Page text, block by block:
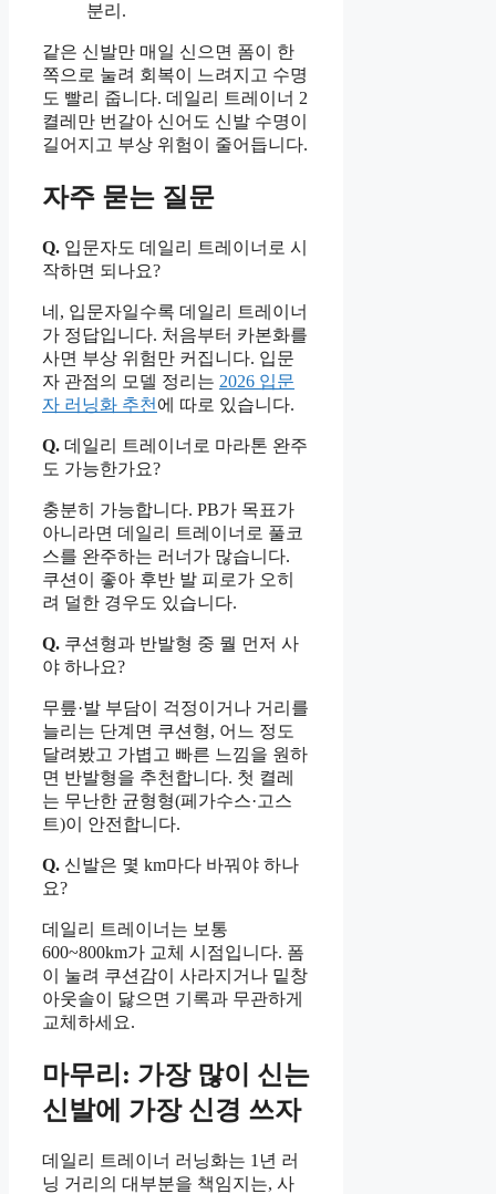
분리.
같은 신발만 매일 신으면 폼이 한
쪽으로 눌려 회복이 느려지고 수명
도 빨리 줍니다. 데일리 트레이너 2
켤레만 번갈아 신어도 신발 수명이
길어지고 부상 위험이 줄어듭니다.
자주 묻는 질문
Q. 입문자도 데일리 트레이너로 시
작하면 되나요?
네, 입문자일수록 데일리 트레이너
가 정답입니다. 처음부터 카본화를
사면 부상 위험만 커집니다. 입문
자 관점의 모델 정리는 2026 입문
자 러닝화 추천 에 따로 있습니다.
Q. 데일리 트레이너로 마라톤 완주
도 가능한가요?
충분히 가능합니다. PB가 목표가
아니라면 데일리 트레이너로 풀코
스를 완주하는 러너가 많습니다.
쿠션이 좋아 후반 발 피로가 오히
려 덜한 경우도 있습니다.
Q. 쿠션형과 반발형 중 뭘 먼저 사
야 하나요?
무릎·발 부담이 걱정이거나 거리를
늘리는 단계면 쿠션형, 어느 정도
달려봤고 가볍고 빠른 느낌을 원하
면 반발형을 추천합니다. 첫 켤레
는 무난한 균형형(페가수스·고스
트)이 안전합니다.
Q. 신발은 몇 km마다 바꿔야 하나
요?
데일리 트레이너는 보통
600~800km가 교체 시점입니다. 폼
이 눌려 쿠션감이 사라지거나 밑창
아웃솔이 닳으면 기록과 무관하게
교체하세요.
마무리: 가장 많이 신는
신발에 가장 신경 쓰자
데일리 트레이너 러닝화는 1년 러
닝 거리의 대부분을 책임지는, 사